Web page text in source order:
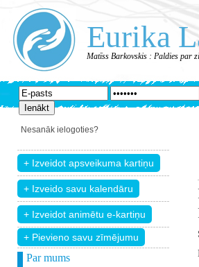
Eurika
Matīss Barkovskis : Paldies par
Nesanāk ielogoties?
+ Pievieno savu zīmējumu
Par mums